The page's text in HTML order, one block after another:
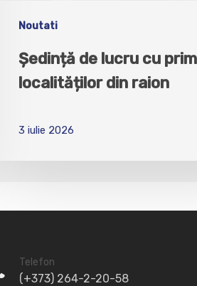
Noutati
Ședință de lucru cu
localităților din raion
3 iulie 2026
Telefon
(+373) 264-2-20-58